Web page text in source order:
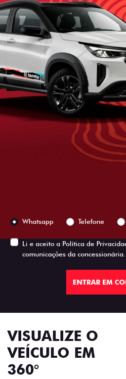
ESTOU
Whatsapp
Telefone
Li e aceito a Política de
comunicações da concessionária.
ENTRAR EM
VISUALIZE O
VEÍCULO EM
360°